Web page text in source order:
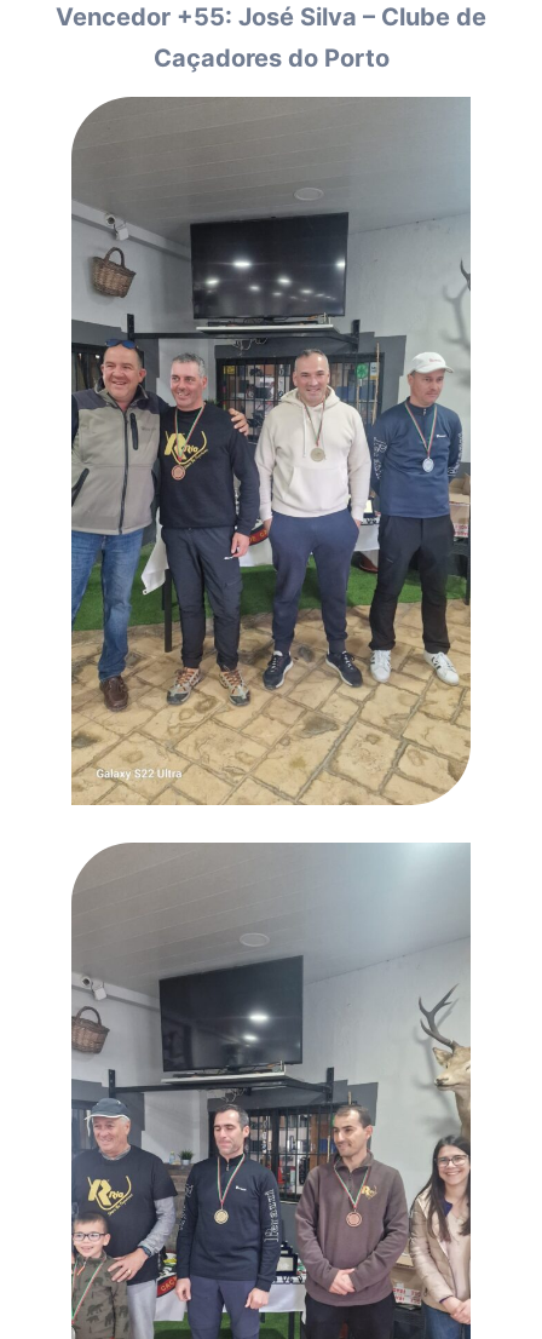
Vencedor +55: José Silva – Clube de
Caçadores do Porto